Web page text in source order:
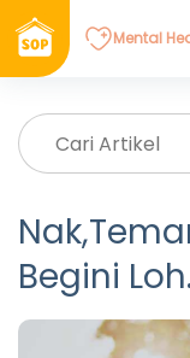
Mental
Begini